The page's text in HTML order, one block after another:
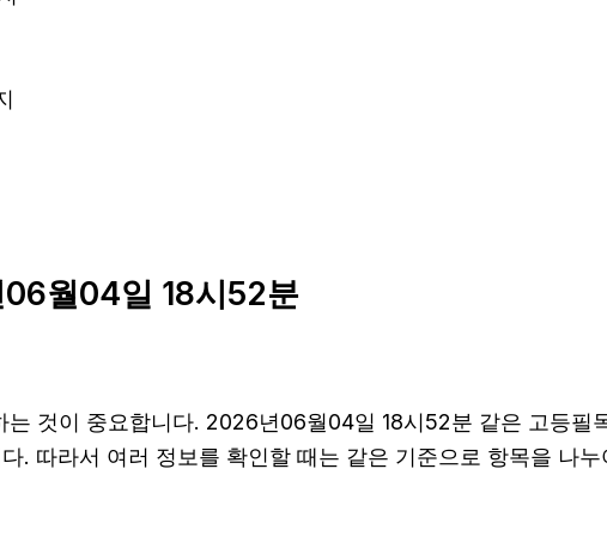
월04일 18시52분
것이 중요합니다. 2026년06월04일 18시52분 같은 고등필
. 따라서 여러 정보를 확인할 때는 같은 기준으로 항목을 나